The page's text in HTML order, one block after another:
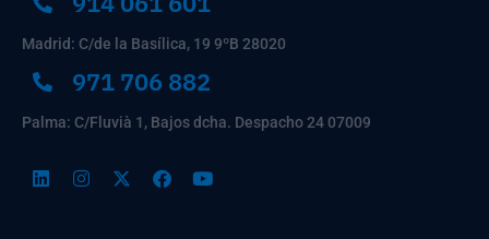
Madrid: C/de la Basílica, 19 9ºB 28020
971 706 882
Palma: C/Fluvià 1, Bajos dcha. Despacho 24 07009